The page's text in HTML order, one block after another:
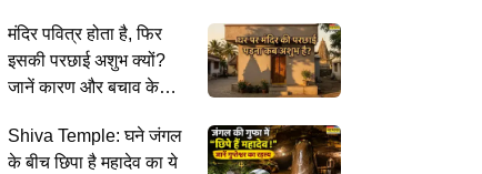
EDUCATION
मंदिर पवित्र होता है, फिर
इसकी परछाई अशुभ क्यों?
जानें कारण और बचाव के
Shiva Temple: घने जंगल
के बीच छिपा है महादेव का ये